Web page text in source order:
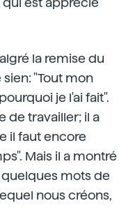
la remise du
"Tout mon
je l'ai fait".
de travailler; il a
il faut encore
Mais il a montré
mots de
nous créons,